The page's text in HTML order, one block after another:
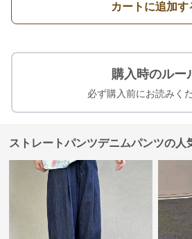
カートに追加す
購入時のルー
必ず購入前にお読みく
ストレートパンツデニムパンツの人